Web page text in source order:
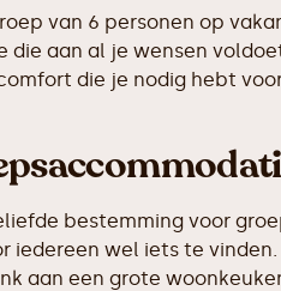
van 6 personen op
die aan al je wensen
die je nodig hebt
bestemming voor
iedereen wel iets te
aan een grote